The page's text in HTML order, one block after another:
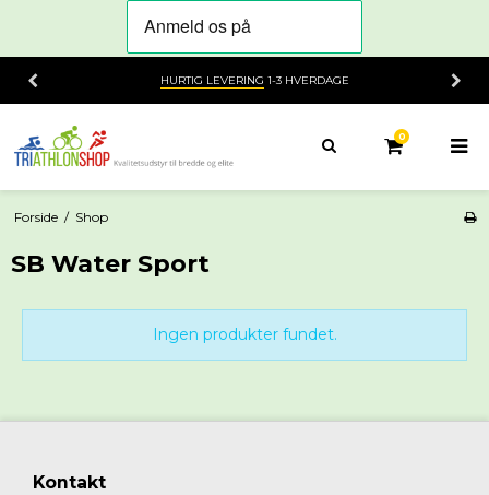
HURTIG LEVERING 1-3 HVERDAGE
0
Forside / Shop
SB Water Sport
Ingen produkter fundet.
Kontakt